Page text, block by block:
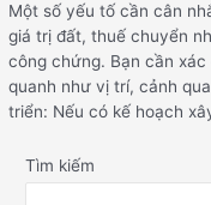
Một số yếu tố cần cân
giá trị đất, thuế chuyển
công chứng. Bạn cần
quanh như vị trí, cảnh
triển: Nếu có kế hoạch
Tìm kiếm